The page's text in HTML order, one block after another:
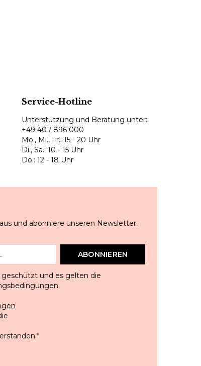
Service-Hotline
Unterstützung und Beratung unter:
+49 40 / 896 000
Mo., Mi., Fr.: 15 - 20 Uhr
Di., Sa.: 10 - 15 Uhr
Do.: 12 - 18 Uhr
und abonniere unseren Newsletter.
ABONNIEREN
geschützt und es gelten die
.
*